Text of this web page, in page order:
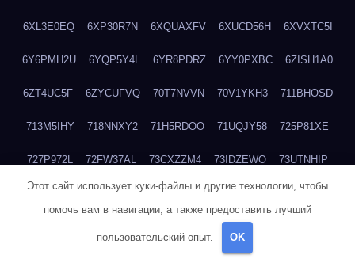
6XL3E0EQ 6XP30R7N 6XQUAXFV 6XUCD56H 6XVXTC5I
6Y6PMH2U 6YQP5Y4L 6YR8PDRZ 6YY0PXBC 6ZISH1A0
6ZT4UC5F 6ZYCUFVQ 70T7NVVN 70V1YKH3 711BHOSD
713M5IHY 718NNXY2 71H5RDOO 71UQJY58 725P81XE
727P972L 72FW37AL 73CXZZM4 73IDZEWO 73UTNHIP
73VKAF4E 740HGIUK 745ACL1O 74DPJX4S 74DVDXRM
76BJGQ4F
Этот сайт использует куки-файлы и другие технологии, чтобы
помочь вам в навигации, а также предоставить лучший
пользовательский опыт. OK